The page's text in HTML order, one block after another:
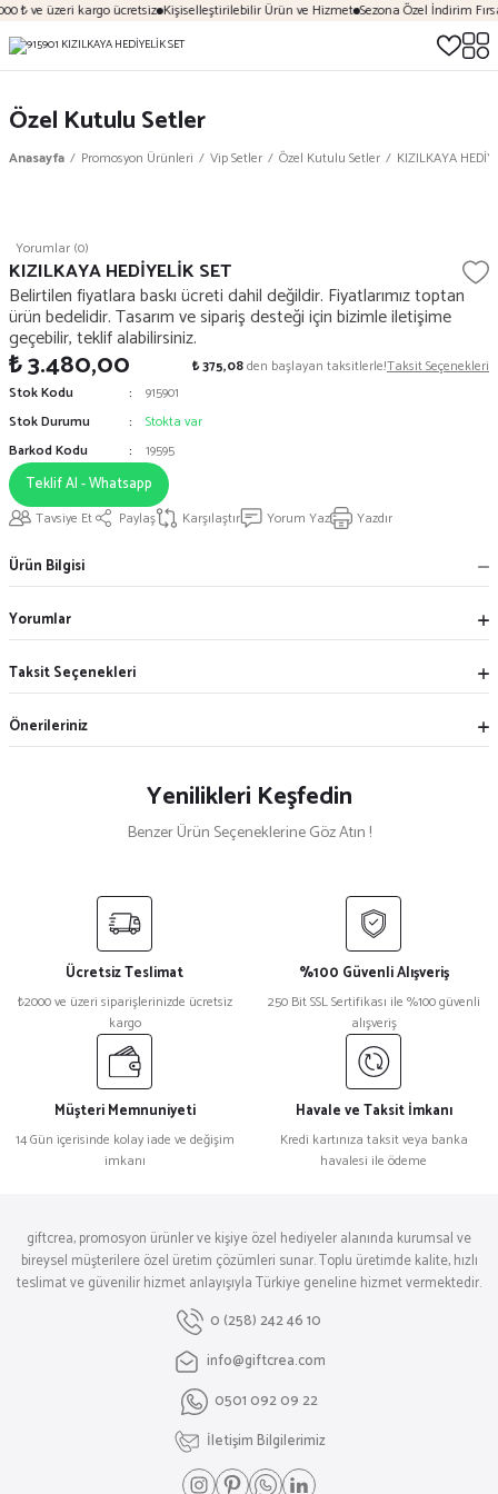
₺ ve üzeri kargo ücretsiz Kişiselleştirilebilir Ürün ve Hizmet Sezona Özel İndirim
Özel Kutulu Setler
Anasayfa Promosyon Ürünleri Vip Setler Özel Kutulu Setler KIZILKAYA
Yorumlar (0)
KIZILKAYA HEDİYELİK SET
Belirtilen fiyatlara baskı ücreti dahil değildir. Fiyatlarımız toptan
ürün bedelidir. Tasarım ve sipariş desteği için bizimle iletişime
geçebilir, teklif alabilirsiniz.
₺ 3.480,00 ₺ 375,08den başlayan taksitlerle!Taksit Seçenekleri
Stok Kodu
915901
Stok Durumu
Stokta var
Barkod Kodu
19595
Teklif Al - Whatsapp
Tavsiye Et Paylaş Karşılaştır Yorum Yaz Yazdır
Ürün Bilgisi
Yorumlar
Taksit Seçenekleri
Önerileriniz
Yenilikleri Keşfedin
Benzer Ürün Seçeneklerine Göz Atın !
LAPSEKİ HEDİYELİK SET
₺ 2.794,80 ₺ 1.524,00
TAŞAN HEDİYELİK SET
₺ 1.128,00
KIRIKHAN HEDİYELİK SET
₺ 3.144,00
ÜÇYOL HEDİYELİK SET
₺ 2.296,80
SAMANDIRA HEDİYELİK SET
₺ 4.794,00
Ücretsiz Teslimat
₺2000 ve üzeri siparişlerinizde ücretsiz
kargo
%100 Güvenli Alışveriş
250 Bit SSL Sertifikası ile %100 güvenli
alışveriş
Müşteri Memnuniyeti
14 Gün içerisinde kolay iade ve değişim
imkanı
Havale ve Taksit İmkanı
Kredi kartınıza taksit veya banka
havalesi ile ödeme
giftcrea, promosyon ürünler ve kişiye özel hediyeler alanında kurumsal ve
bireysel müşterilere özel üretim çözümleri sunar. Toplu üretimde kalite, hızlı
teslimat ve güvenilir hizmet anlayışıyla Türkiye geneline hizmet vermektedir.
0 (258) 242 46 10
info@giftcrea.com
0501 092 09 22
İletişim Bilgilerimiz